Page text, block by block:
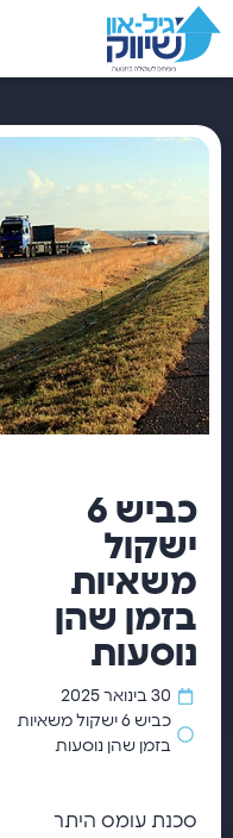
כביש 6
ישקול
משאיות
בזמן שהן
נוסעות
30 בינואר 2025
כביש 6 ישקול משאיות
בזמן שהן נוסעות
סכנת עומס היתר